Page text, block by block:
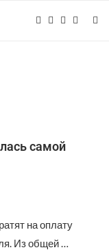
самой
на оплату
Из общей …